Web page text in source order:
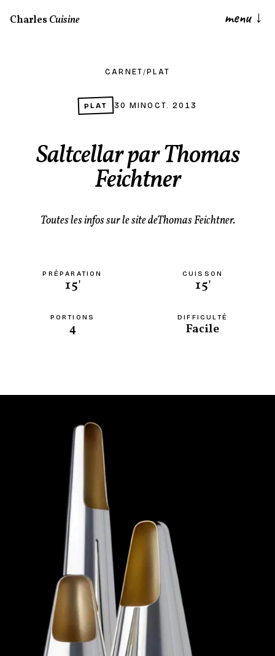
CharlesCuisine menu ↓
CARNET/ PLAT
PLAT 30 MINOCT. 2013
Saltcellar par Thomas
Feichtner
Toutes les infos sur le site deThomas Feichtner.
PRÉPARATION
15'
CUISSON
15'
PORTIONS
4
DIFFICULTÉ
Facile